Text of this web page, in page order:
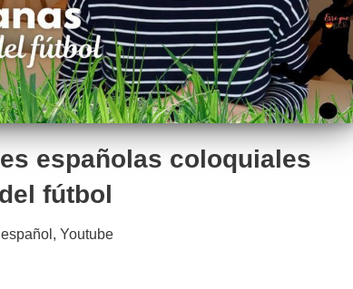
españolas coloquiales
fútbol
Youtube